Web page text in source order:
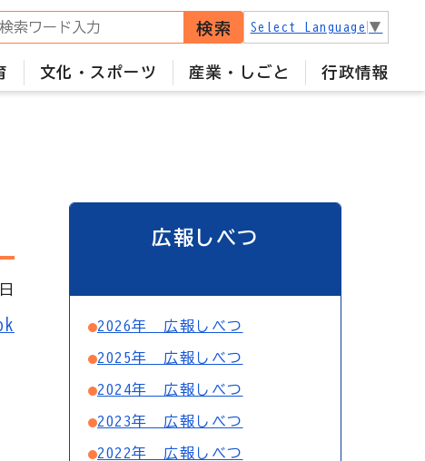
文化・スポーツ 産業・しごと 行政情報
検索 Select Language ▼
広報しべつ
2026年 広報しべつ
2025年 広報しべつ
2024年 広報しべつ
2023年 広報しべつ
2022年 広報しべつ